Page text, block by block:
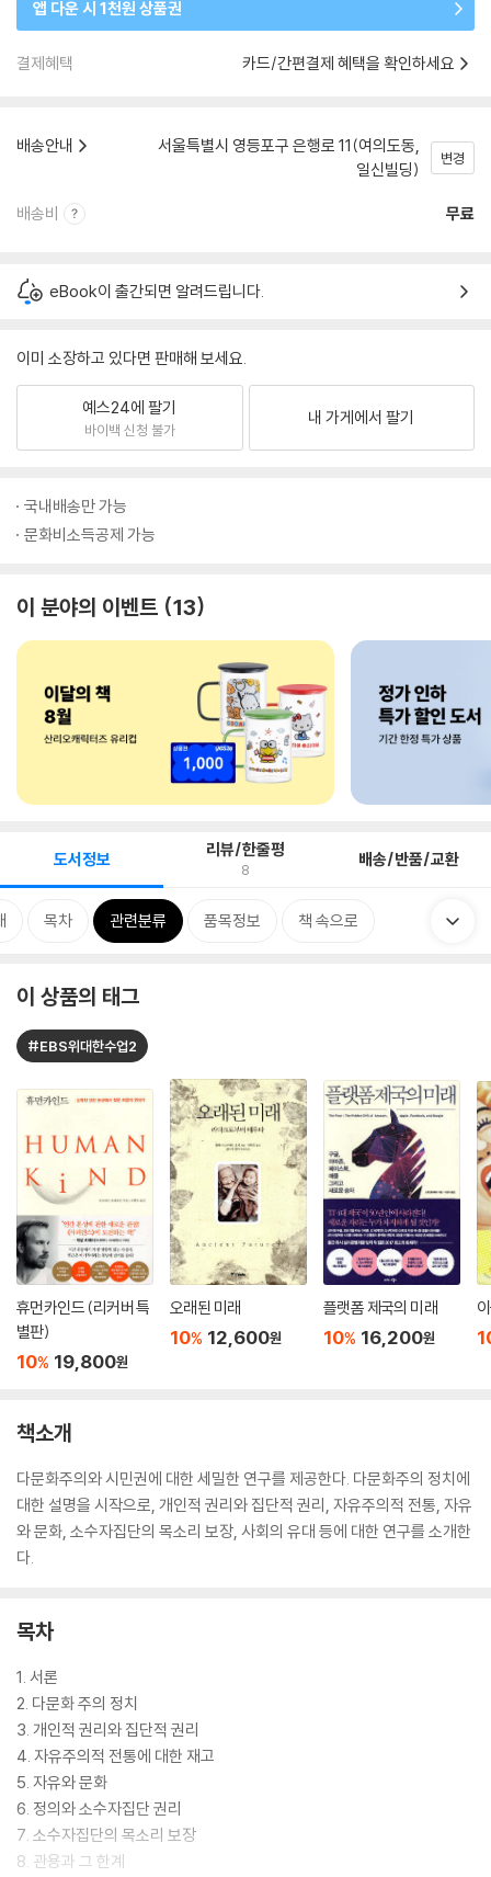
앱 다운 시 1천원 상품권
결제혜택 카드/간편결제 혜택을 확인하세요
배송안내
서울특별시 영등포구 은행로 11(여의도동,
일신빌딩)
변경
배송비 무료
eBook이 출간되면 알려드립니다.
이미 소장하고 있다면 판매해 보세요.
예스24에 팔기
바이백 신청 불가
내 가게에서 팔기
국내배송만 가능
문화비소득공제 가능
이 분야의 이벤트 13
도서정보 리뷰/한줄평
8 배송/반품/교환
목차 관련분류 품목정보 책 속으로
이 상품의 태그
#EBS위대한수업2
휴먼카인드 (리커버 특
별판)
10% 19,800원
오래된 미래
10% 12,600원
플랫폼 제국의 미래
10% 16,200원
책소개
다문화주의와 시민권에 대한 세밀한 연구를 제공한다. 다문화주의 정치에
대한 설명을 시작으로, 개인적 권리와 집단적 권리, 자유주의적 전통, 자유
와 문화, 소수자집단의 목소리 보장, 사회의 유대 등에 대한 연구를 소개한
다.
목차
1. 서론
2. 다문화 주의 정치
3. 개인적 권리와 집단적 권리
4. 자유주의적 전통에 대한 재고
5. 자유와 문화
6. 정의와 소수자집단 권리
7. 소수자집단의 목소리 보장
8. 관용과 그 한계